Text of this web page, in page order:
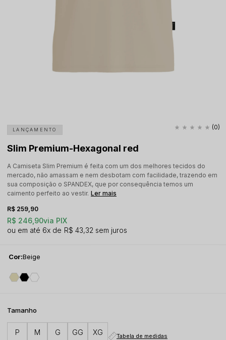
LANÇAMENTO
Slim Premium-Hexagonal red
A Camiseta Slim Premium é feita com um dos melhores tecidos do
mercado, não amassam e nem desbotam com facilidade, trazendo em
sua composição o SPANDEX, que por consequência temos um
caimento perfeito ao vestir. Ler mais
(0)
R$ 246,90via PIX
R$ 259,90
6x R$ 43,32 sem juros
Cor:Beige
Tamanho
P M G GG XG Tabela de medidas